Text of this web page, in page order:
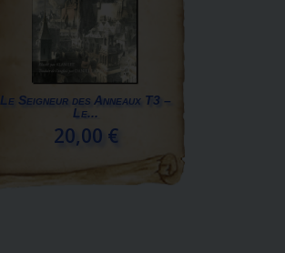
Le Seigneur des Anneaux T3 –
Le...
20,00 €